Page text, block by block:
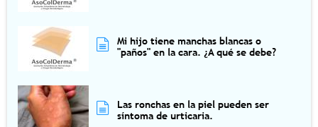
Mi hijo tiene manchas blancas o
"paños" en la cara. ¿A qué se debe?
Las ronchas en la piel pueden ser
síntoma de urticaria.